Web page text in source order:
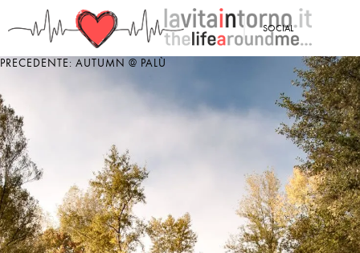
SOCIAL
PRECEDENTE: AUTUMN @ PALÙ